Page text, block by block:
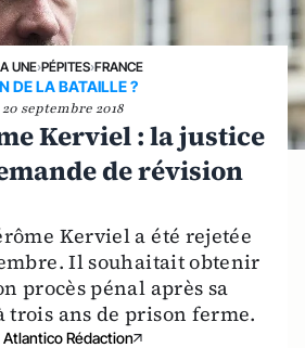
UNE›PÉPITES›FRANCE
DE LA BATAILLE ?
20 septembre 2018
Kerviel : la justice
de révision
Kerviel a été rejetée
Il souhaitait obtenir
procès pénal après sa
trois ans de prison ferme.
Atlantico Rédaction